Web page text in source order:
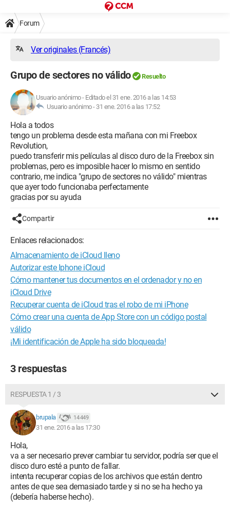
Forum
Ver originales (Francés)
Grupo de sectores no válido Resuelto
Usuario anónimo- Editado el 31 ene. 2016 a las 14:53
Usuario anónimo - 31 ene. 2016 a las 17:52
Hola a todos
tengo un problema desde esta mañana con mi Freebox
Revolution,
puedo transferir mis películas al disco duro de la Freebox sin
problemas, pero es imposible hacer lo mismo en sentido
contrario, me indica "grupo de sectores no válido" mientras
que ayer todo funcionaba perfectamente
gracias por su ayuda
Compartir
Enlaces relacionados:
Almacenamiento de iCloud lleno
Autorizar este Iphone iCloud
Cómo mantener tus documentos en el ordenador y no en
iCloud Drive
Recuperar cuenta de iCloud tras el robo de mi iPhone
Cómo crear una cuenta de App Store con un código postal
válido
¡Mi identificación de Apple ha sido bloqueada!
3 respuestas
RESPUESTA 1 / 3
brupala 14 449
31 ene. 2016 a las 17:30
Hola,
va a ser necesario prever cambiar tu servidor, podría ser que el
disco duro esté a punto de fallar.
intenta recuperar copias de los archivos que están dentro
antes de que sea demasiado tarde y si no se ha hecho ya
(debería haberse hecho).